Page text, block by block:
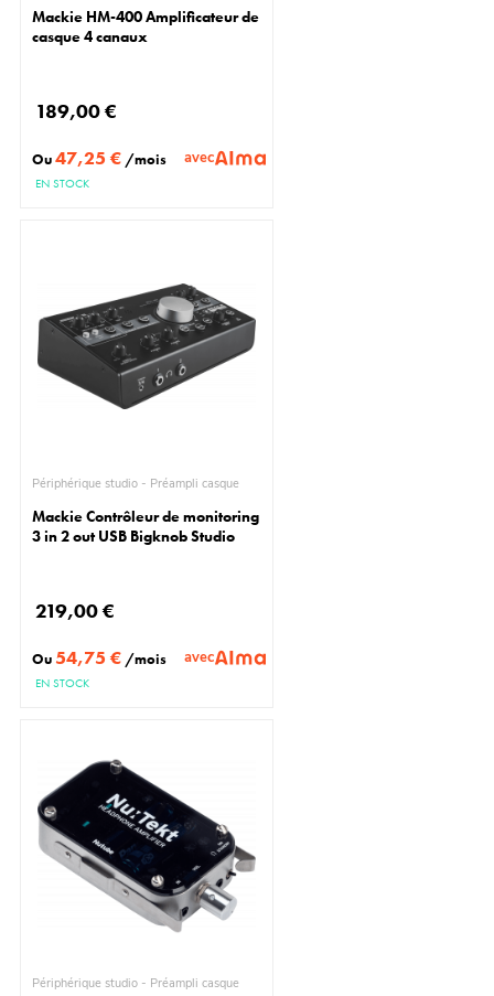
Mackie HM-400 Amplificateur de
casque 4 canaux
189,00 €
Ou47,25 € /mois avec
EN STOCK
Périphérique studio - Préampli casque
Mackie Contrôleur de monitoring
3 in 2 out USB Bigknob Studio
219,00 €
Ou54,75 € /mois avec
EN STOCK
Périphérique studio - Préampli casque